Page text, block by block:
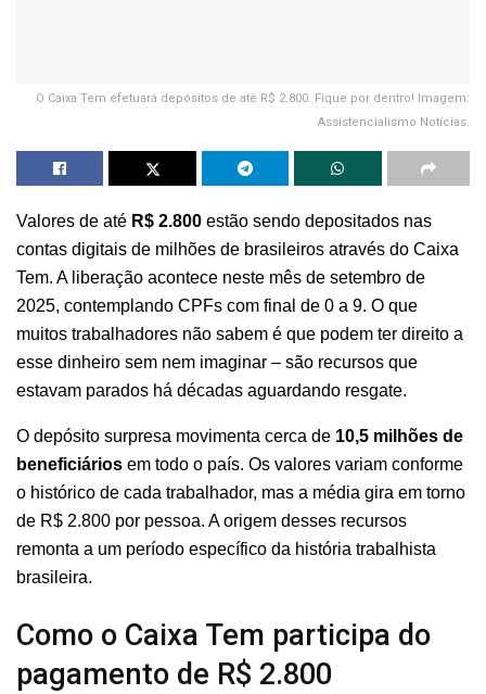
O Caixa Tem efetuará depósitos de até R$ 2.800. Fique por dentro! Imagem:
Assistencialismo Notícias.
Valores de até R$ 2.800 estão sendo depositados nas
contas digitais de milhões de brasileiros através do Caixa
Tem. A liberação acontece neste mês de setembro de
2025, contemplando CPFs com final de 0 a 9. O que
muitos trabalhadores não sabem é que podem ter direito a
esse dinheiro sem nem imaginar – são recursos que
estavam parados há décadas aguardando resgate.
O depósito surpresa movimenta cerca de 10,5 milhões de
beneficiários em todo o país. Os valores variam conforme
o histórico de cada trabalhador, mas a média gira em torno
de R$ 2.800 por pessoa. A origem desses recursos
remonta a um período específico da história trabalhista
brasileira.
Como o Caixa Tem participa do
pagamento de R$ 2.800